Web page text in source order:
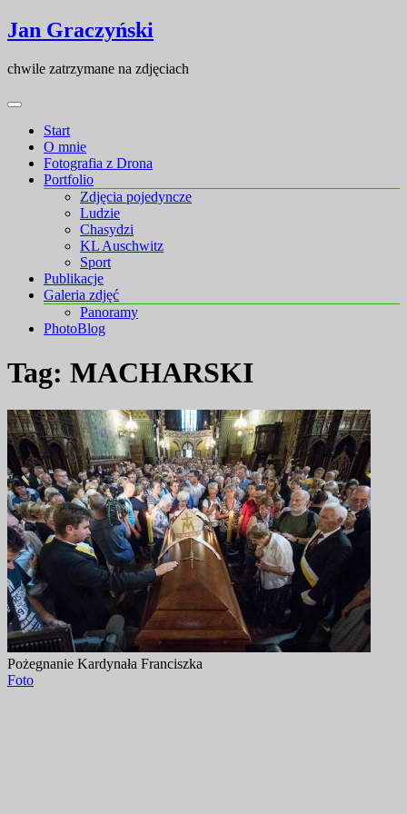
Skip
to
Skip
to
Jan Graczyński
chwile zatrzymane na zdjęciach
Start
O mnie
Fotografia z Drona
Portfolio
Zdjęcia pojedyncze
Ludzie
Chasydzi
KL Auschwitz
Sport
Publikacje
Galeria zdjęć
Panoramy
PhotoBlog
Tag: MACHARSKI
Pożegnanie Kardynała Franciszka
Foto